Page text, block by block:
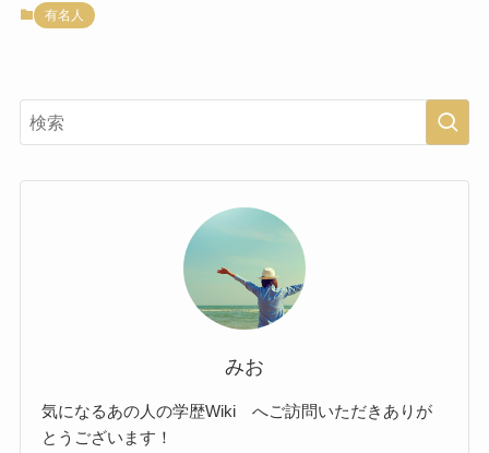
有名人
みお
気になるあの人の学歴Wiki へご訪問いただきありが
とうございます！